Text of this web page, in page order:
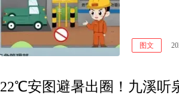
图文
22℃安图避暑出圈！九溪听